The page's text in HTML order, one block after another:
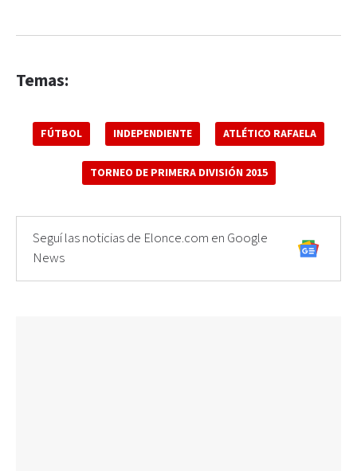
Temas:
FÚTBOL INDEPENDIENTE ATLÉTICO RAFAELA
TORNEO DE PRIMERA DIVISIÓN 2015
Seguí las noticias de Elonce.com en Google
News